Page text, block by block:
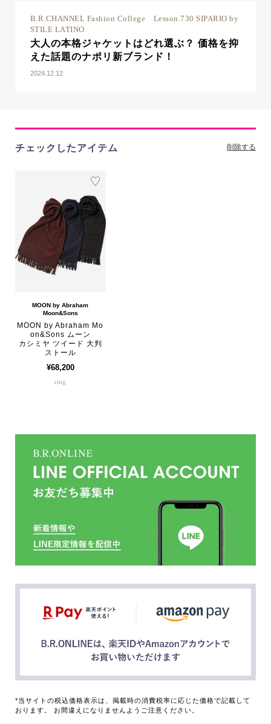
B.R.CHANNEL Fashion College Lesson.730 SIPARIO by
STILE LATINO
大人の本格ジャケットはどれ選ぶ？ 価格を抑
えた話題のナポリ新ブランド！
2024.12.12
チェックしたアイテム 削除する
MOON by Abraham
Moon&Sons
MOON by Abraham Mo
on&Sons ムーン
カシミヤ ツイード 大判
ストール
¥68,200
ring
*当サイトの税込価格表示は、掲載時の消費税率に応じた価格で記載して
おります。 お間違えになりませんようご注意ください。